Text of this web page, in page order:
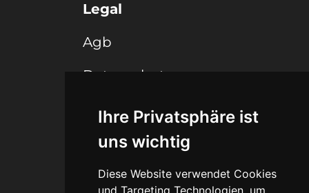
Ihre Privatsphäre ist
uns wichtig
Diese Website verwendet Cookies
und Targeting Technologien, um
Legal
Agb
Datenschutz
Impressum
Haftungsausschuss